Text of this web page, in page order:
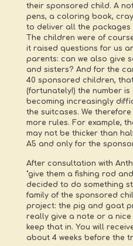
their sponsored child. A
pens, a coloring book,
to deliver all the packages
The children were of
it raised questions for us
parents: can we also give
and sisters? And for the
40 sponsored children,
(fortunately!) the number
becoming increasingly
the suitcases. We
more rules. For example,
may not be thicker than
A5 and only for the
After consultation with
"give them a fishing rod
decided to do something
family of the sponsored
project: the pig and goat
really give a note or a nice
keep that in. You will
about 4 weeks before the